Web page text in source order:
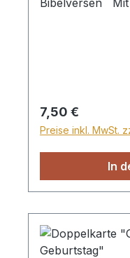
Bibelversen Mit
Regulärer Preis:
7,50 €
Preise inkl. MwSt.
In